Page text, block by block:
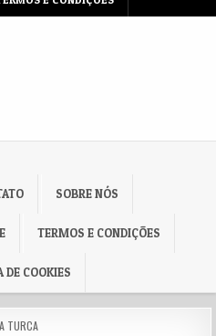
SOBRE NÓS
TERMOS E CONDIÇÕES
DE COOKIES
IN
TURCA